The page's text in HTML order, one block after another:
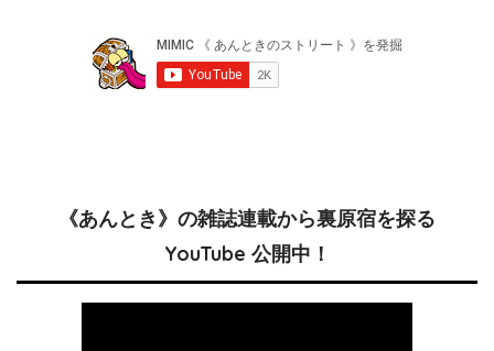
《あんとき》の雑誌連載から裏原宿を探る
YouTube 公開中！